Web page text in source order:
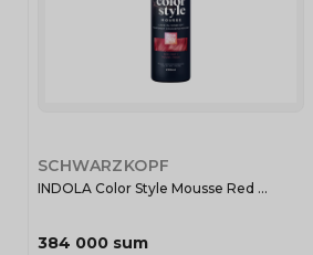
SCHWARZKOPF
INDOLA Color Style Mousse Red ...
384 000 sum